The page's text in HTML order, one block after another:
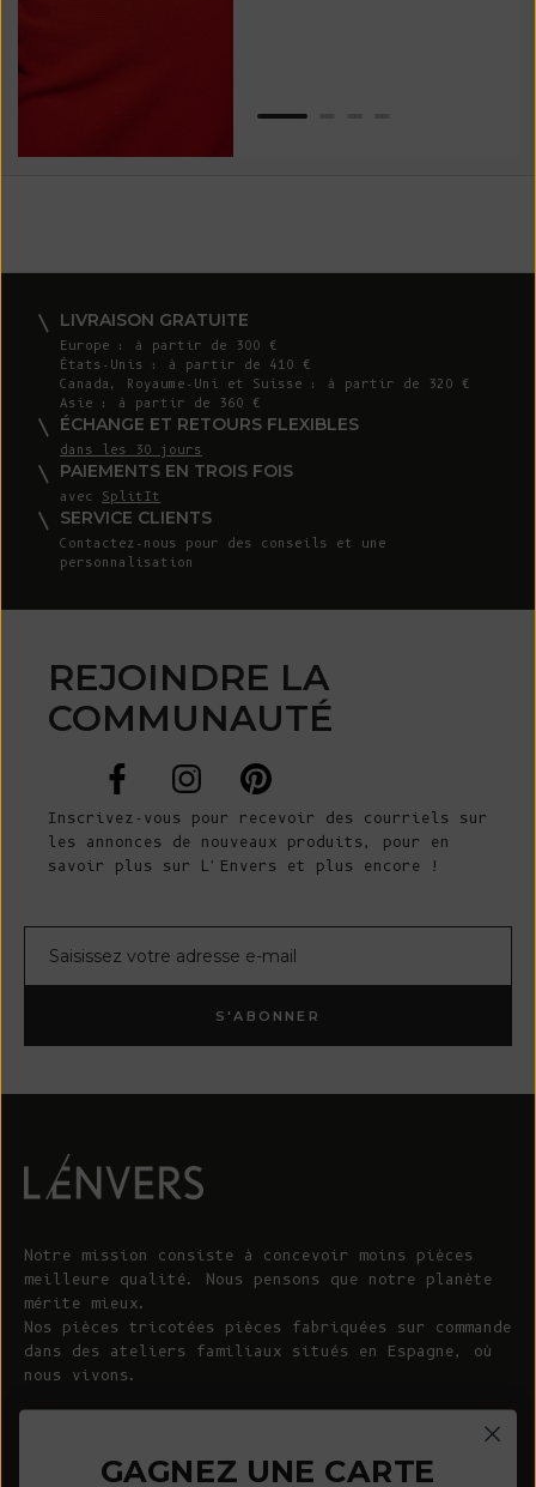
LIVRAISON GRATUITE
Europe : à partir de 300 €
États-Unis : à partir de 410 €
Canada, Royaume-Uni et Suisse : à partir de 320 €
Asie : à partir de 360 €
ÉCHANGE ET RETOURS FLEXIBLES
dans les 30 jours
PAIEMENTS EN TROIS FOIS
avec SplitIt
SERVICE CLIENTS
Contactez-nous pour des conseils et une
personnalisation
REJOINDRE LA
COMMUNAUTÉ
Inscrivez-vous pour recevoir des courriels sur
les annonces de nouveaux produits, pour en
savoir plus sur L'Envers et plus encore !
S'ABONNER
Notre mission consiste à concevoir moins pièces
meilleure qualité. Nous pensons que notre planète
mérite mieux.
Nos pièces tricotées pièces fabriquées sur commande
dans des ateliers familiaux situés en Espagne, où
nous vivons.
GAGNEZ UNE CARTE